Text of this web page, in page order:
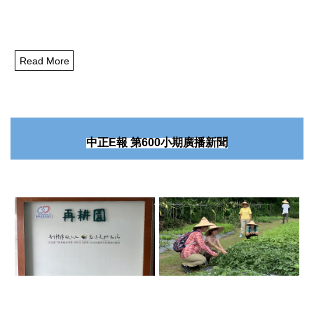
Read More
中正E報 第600小期廣播新聞